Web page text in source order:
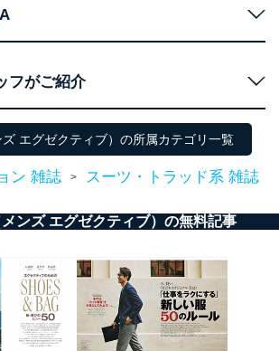
読サ
利用
析して、趣味・嗜好に
わせ
お問い合わせ対応、トラブル対
質向上のため
用者
カスタマーQ＆Aサイトの投稿内容
ｅメール等によるカスタマーQ＆A
ｅメール等による商品、サービ
ス、キャンペーン等の広告に関す
るご案内のため
方の
採用選考、ご連絡のため
フがご紹介
ズ エグゼクティブ）の所属カテゴリ一覧
ン 雑誌 > スーツ・トラッド系 雑誌
メンズ エグゼクティブ）の無料記事